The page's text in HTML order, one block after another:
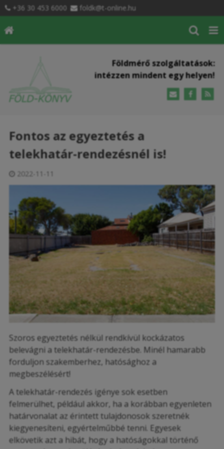
+36 30 453 6000 foldk@t-online.hu
Földmérő szolgáltatások:
intézzen mindent egy helyen!
Fontos az egyeztetés a
telekhatár-rendezésnél is!
2022-11-11
Szoros egyeztetés nélkül rendkívül kockázatos
belevágni a telekhatár-rendezésbe. Minél hamarabb
forduljon szakemberhez, hatósághoz a
megbeszélésért!
A telekhatár-rendezés igénye sok esetben
felmerülhet, például akkor, ha a korábban egyenleten
határvonalat az érintett tulajdonosok szeretnék
kiegyenesíteni, egyértelműbbé tenni. Egyesek
elkövetik azt a hibát, hogy a hatóságokkal történő